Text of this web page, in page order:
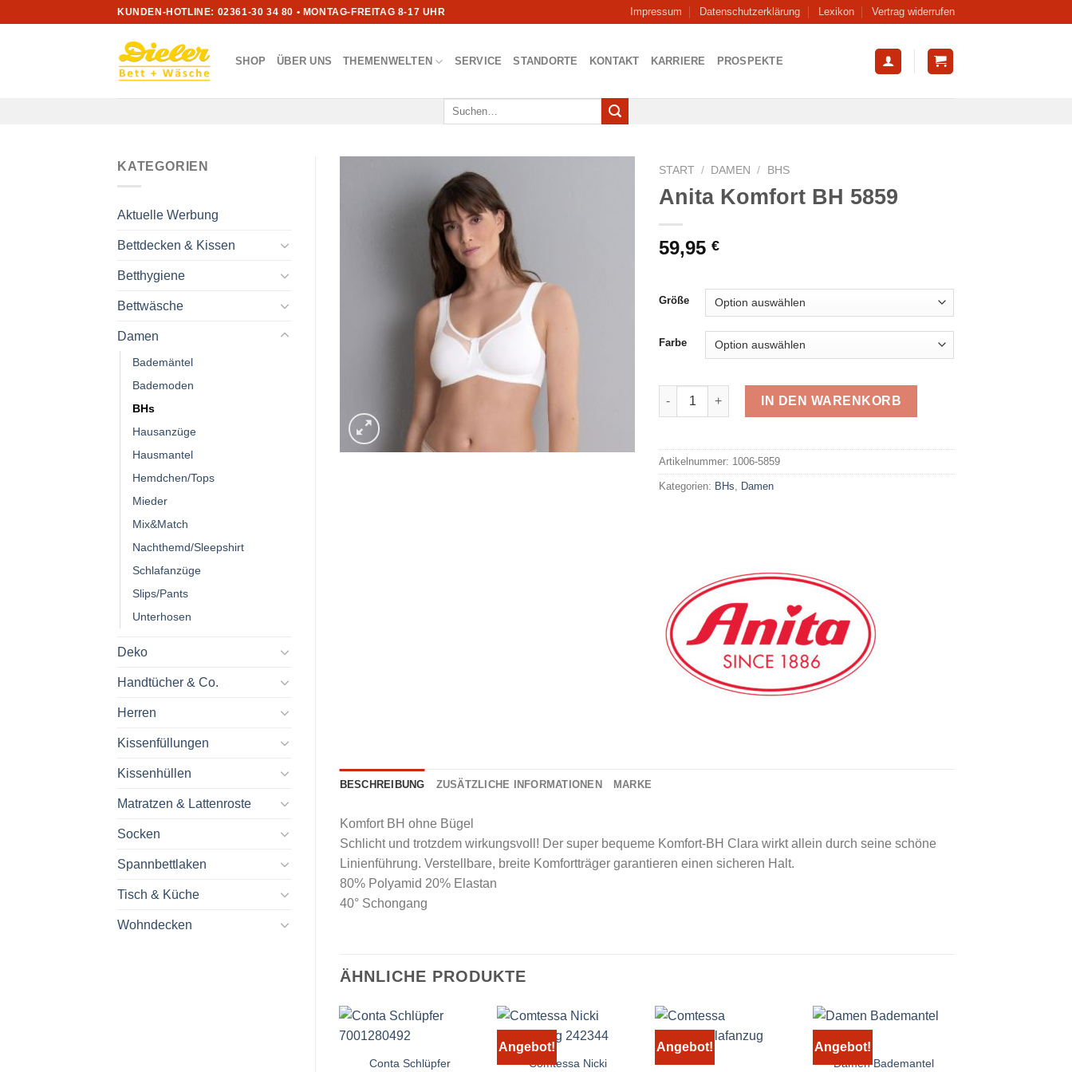
KUNDEN-HOTLINE: 02361-30 34 80 • MONTAG-FREITAG 8-17 UHR Impressum Datenschutzerklärung Lexikon Vertrag widerrufen
SHOP ÜBER UNS THEMENWELTEN SERVICE STANDORTE KONTAKT KARRIERE PROSPEKTE
Suchen
KATEGORIEN
Aktuelle Werbung
Bettdecken & Kissen
Betthygiene
Bettwäsche
Damen
Bademäntel
Bademoden
BHs
Hausanzüge
Hausmantel
Hemdchen/Tops
Mieder
Mix&Match
Nachthemd/Sleepshirt
Schlafanzüge
Slips/Pants
Unterhosen
Deko
Handtücher & Co.
Herren
Kissenfüllungen
Kissenhüllen
Matratzen & Lattenroste
Socken
Spannbettlaken
Tisch & Küche
Wohndecken
START / DAMEN / BHS
Anita Komfort BH 5859
59,95€
Größe
Farbe
Anita Komfort BH 5859 Menge
IN DEN WARENKORB
Artikelnummer: 1006-5859
Kategorien: BHs Damen
BESCHREIBUNG ZUSÄTZLICHE INFORMATIONEN MARKE
Komfort BH ohne Bügel
Schlicht und trotzdem wirkungsvoll! Der super bequeme Komfort-BH Clara wirkt allein durch seine schöne
Linienführung. Verstellbare, breite Komfortträger garantieren einen sicheren Halt.
80% Polyamid 20% Elastan
40° Schongang
ÄHNLICHE PRODUKTE
Conta Schlüpfer
Angebot!
Comtessa Nicki
Angebot! Angebot!
Damen Bademantel